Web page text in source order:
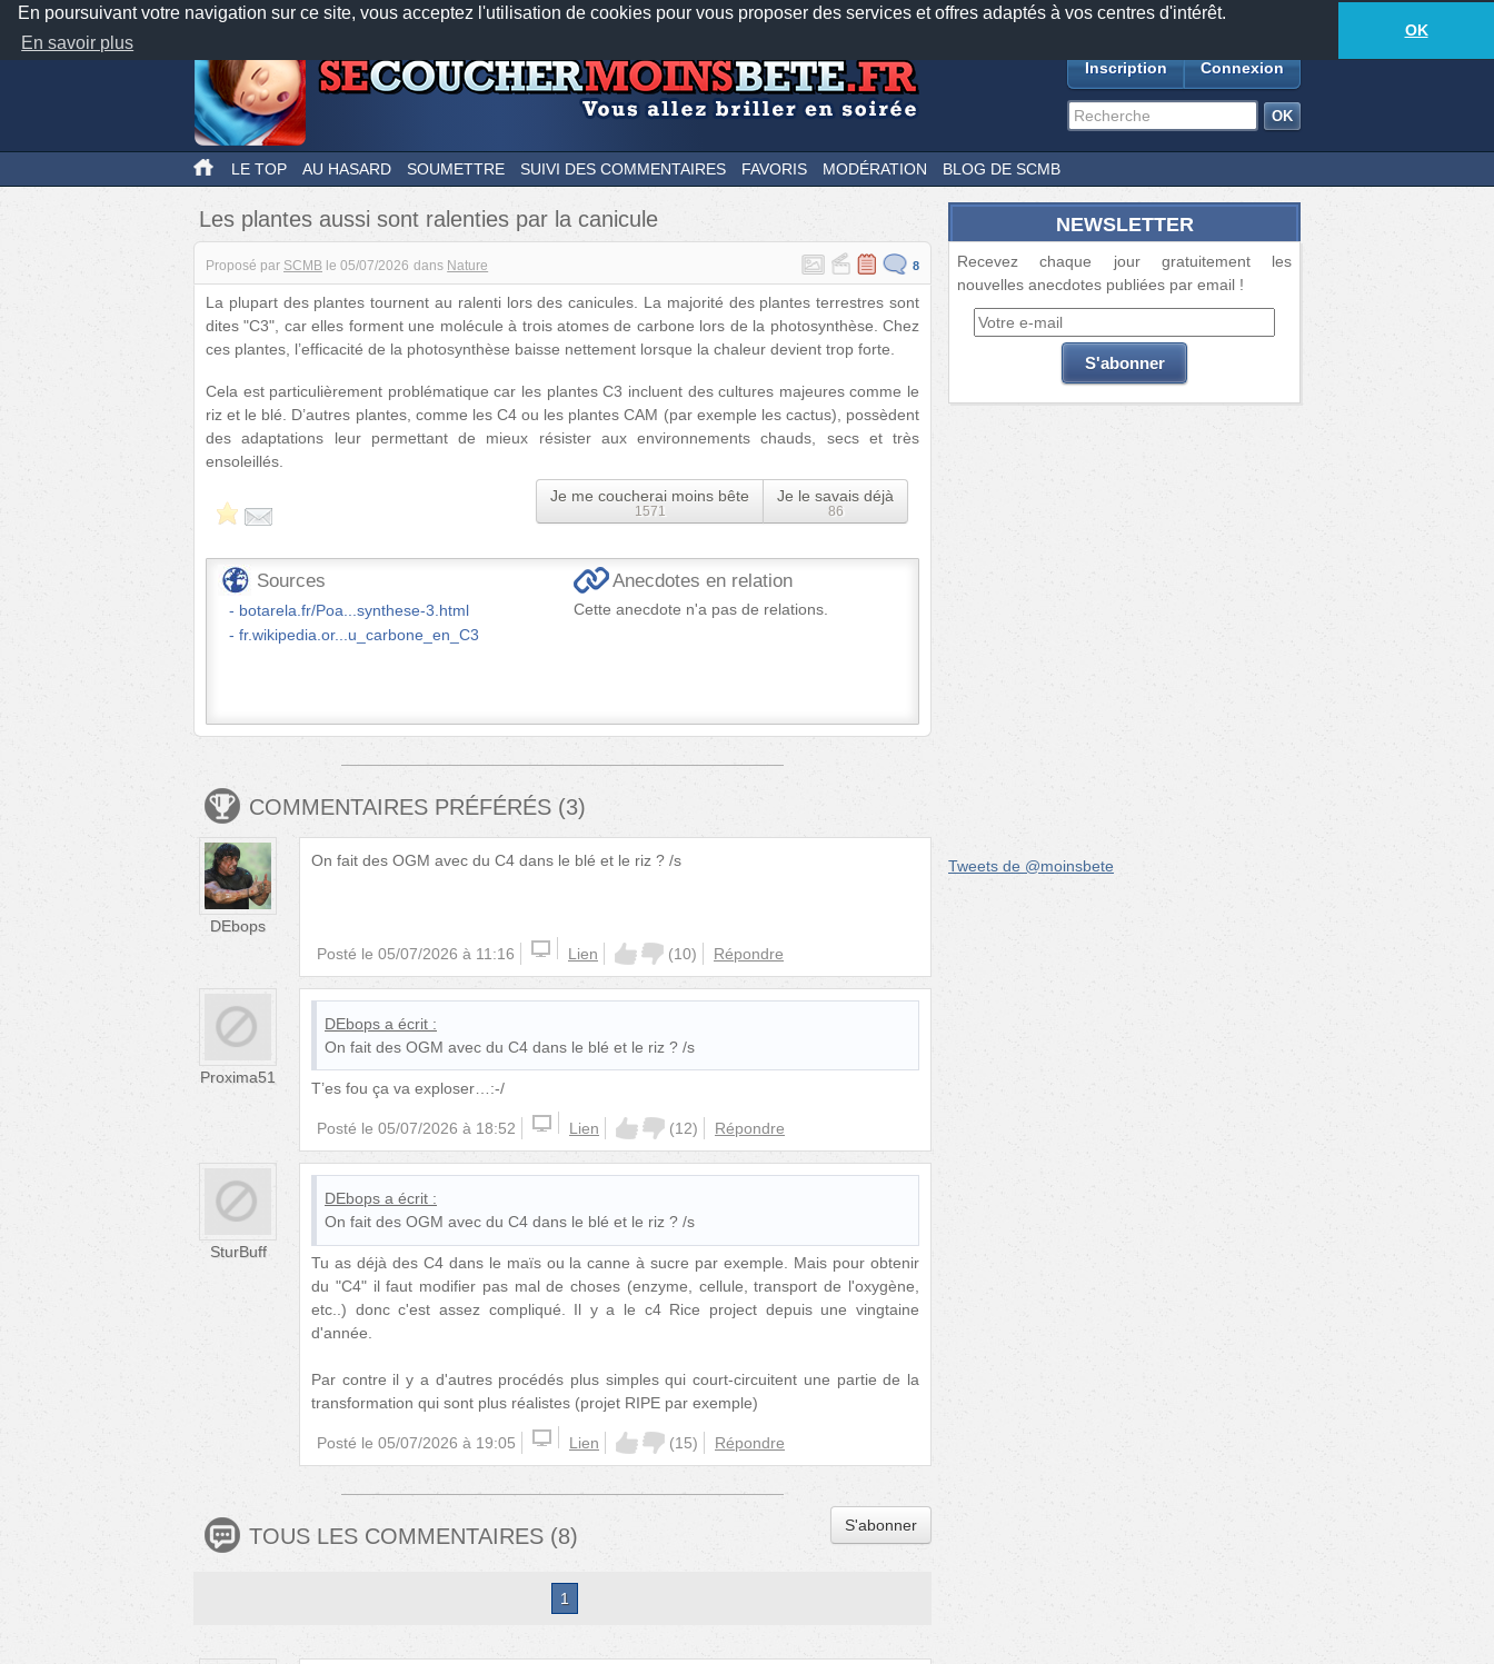
En poursuivant votre navigation sur ce site, vous acceptez l'utilisation de cookies pour vous proposer des services et offres adaptés à vos centres d'intérêt.
En savoir plus
OK
Nos applications mobiles Newsletter Facebook
TwitterFeeds18877anecdotes-342lecteurs connectés
Inscription Connexion
LE TOP AU HASARD SOUMETTRE SUIVI DES COMMENTAIRES FAVORIS MODÉRATION BLOG DE SCMB
Les plantes aussi sont ralenties par la canicule
Proposé par SCMB le 05/07/2026 dans Nature 8
La plupart des plantes tournent au ralenti lors des canicules. La majorité des plantes terrestres sont
dites "C3", car elles forment une molécule à trois atomes de carbone lors de la photosynthèse. Chez
ces plantes, l’efficacité de la photosynthèse baisse nettement lorsque la chaleur devient trop forte.
Cela est particulièrement problématique car les plantes C3 incluent des cultures majeures comme le
riz et le blé. D’autres plantes, comme les C4 ou les plantes CAM (par exemple les cactus), possèdent
des adaptations leur permettant de mieux résister aux environnements chauds, secs et très
ensoleillés.
Je me coucherai moins bête
1571
Je le savais déjà
86
Sources
botarela.fr/Poa...synthese-3.html
fr.wikipedia.or...u_carbone_en_C3
Anecdotes en relation
Cette anecdote n'a pas de relations.
COMMENTAIRES PRÉFÉRÉS (3)
DEbops
On fait des OGM avec du C4 dans le blé et le riz ? /s
Posté le 05/07/2026 à 11:16 Lien (10) Répondre
Proxima51
DEbops a écrit :
On fait des OGM avec du C4 dans le blé et le riz ? /s
T’es fou ça va exploser…:-/
Posté le 05/07/2026 à 18:52 Lien (12) Répondre
SturBuff
DEbops a écrit :
On fait des OGM avec du C4 dans le blé et le riz ? /s
Tu as déjà des C4 dans le maïs ou la canne à sucre par exemple. Mais pour obtenir
du "C4" il faut modifier pas mal de choses (enzyme, cellule, transport de l'oxygène,
etc..) donc c'est assez compliqué. Il y a le c4 Rice project depuis une vingtaine
d'année.
Par contre il y a d'autres procédés plus simples qui court-circuitent une partie de la
transformation qui sont plus réalistes (projet RIPE par exemple)
Posté le 05/07/2026 à 19:05 Lien (15) Répondre
TOUS LES COMMENTAIRES (8) S'abonner
1
NEWSLETTER
Recevez chaque jour gratuitement les
nouvelles anecdotes publiées par email !
Tweets de @moinsbete